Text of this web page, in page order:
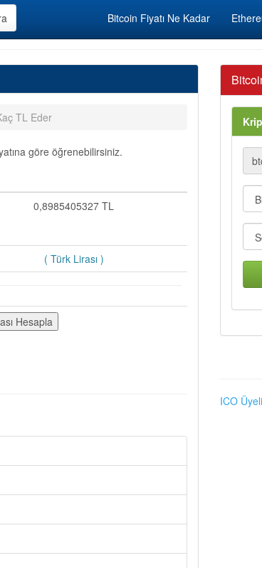
Bitcoin Fiyatı Ne Kadar
TL Eder
göre öğrenebilirsiniz.
0,8985405327 TL
( Türk Lirası )
ICO